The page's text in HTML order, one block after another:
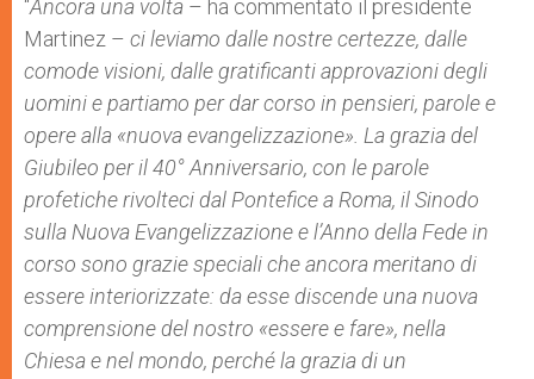
“Ancora una volta – ha commentato il presidente
Martinez – ci leviamo dalle nostre certezze, dalle
comode visioni, dalle gratificanti approvazioni degli
uomini e partiamo per dar corso in pensieri, parole e
opere alla «nuova evangelizzazione». La grazia del
Giubileo per il 40° Anniversario, con le parole
profetiche rivolteci dal Pontefice a Roma, il Sinodo
sulla Nuova Evangelizzazione e l’Anno della Fede in
corso sono grazie speciali che ancora meritano di
essere interiorizzate: da esse discende una nuova
comprensione del nostro «essere e fare», nella
Chiesa e nel mondo, perché la grazia di un